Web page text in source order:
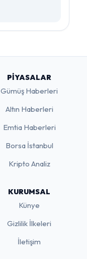
PIYASALAR
Gümüş Haberleri
Altın Haberleri
Emtia Haberleri
Borsa İstanbul
Kripto Analiz
KURUMSAL
Künye
Gizlilik İlkeleri
İletişim